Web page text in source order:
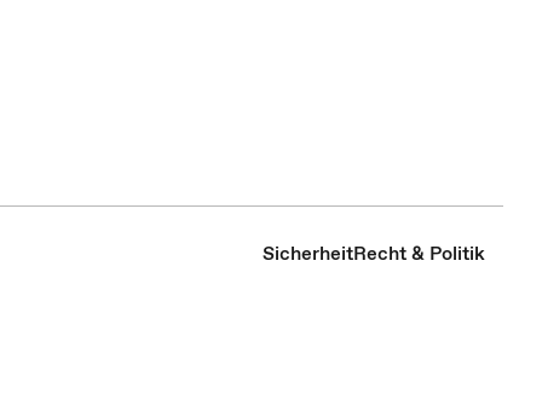
SicherheitRecht & Politik